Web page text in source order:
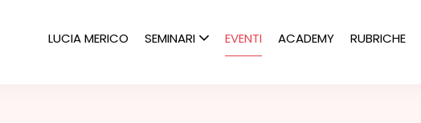
LUCIA MERICO SEMINARI EVENTI ACADEMY RUBRICHE